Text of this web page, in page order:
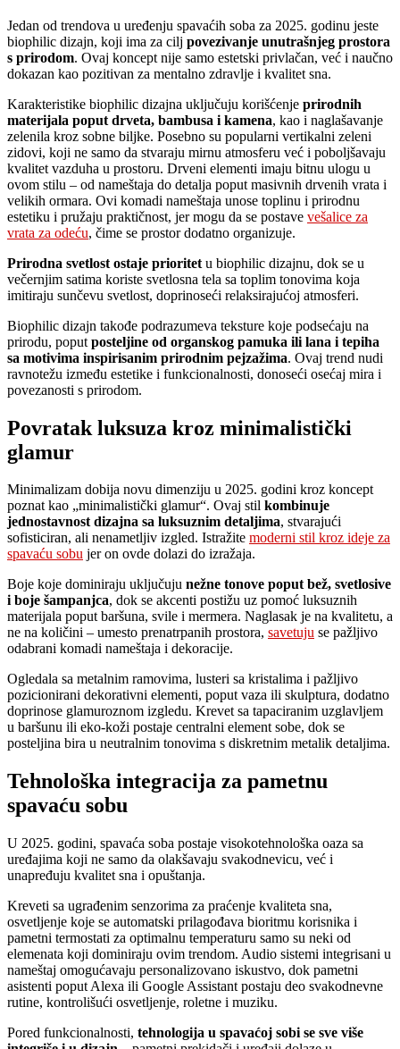
Jedan od trendova u uređenju spavaćih soba za 2025. godinu jeste
biophilic dizajn, koji ima za cilj povezivanje unutrašnjeg prostora
s prirodom. Ovaj koncept nije samo estetski privlačan, već i naučno
dokazan kao pozitivan za mentalno zdravlje i kvalitet sna.
Karakteristike biophilic dizajna uključuju korišćenje prirodnih
materijala poput drveta, bambusa i kamena, kao i naglašavanje
zelenila kroz sobne biljke. Posebno su popularni vertikalni zeleni
zidovi, koji ne samo da stvaraju mirnu atmosferu već i poboljšavaju
kvalitet vazduha u prostoru. Drveni elementi imaju bitnu ulogu u
ovom stilu – od nameštaja do detalja poput masivnih drvenih vrata i
velikih ormara. Ovi komadi nameštaja unose toplinu i prirodnu
estetiku i pružaju praktičnost, jer mogu da se postave vešalice za
vrata za odeću, čime se prostor dodatno organizuje.
Prirodna svetlost ostaje prioritet u biophilic dizajnu, dok se u
večernjim satima koriste svetlosna tela sa toplim tonovima koja
imitiraju sunčevu svetlost, doprinoseći relaksirajućoj atmosferi.
Biophilic dizajn takođe podrazumeva teksture koje podsećaju na
prirodu, poput posteljine od organskog pamuka ili lana i tepiha
sa motivima inspirisanim prirodnim pejzažima. Ovaj trend nudi
ravnotežu između estetike i funkcionalnosti, donoseći osećaj mira i
povezanosti s prirodom.
Povratak luksuza kroz minimalistički
glamur
Minimalizam dobija novu dimenziju u 2025. godini kroz koncept
poznat kao „minimalistički glamur“. Ovaj stil kombinuje
jednostavnost dizajna sa luksuznim detaljima, stvarajući
sofisticiran, ali nenametljiv izgled. Istražite moderni stil kroz ideje za
spavaću sobu jer on ovde dolazi do izražaja.
Boje koje dominiraju uključuju nežne tonove poput bež, svetlosive
i boje šampanjca, dok se akcenti postižu uz pomoć luksuznih
materijala poput baršuna, svile i mermera. Naglasak je na kvalitetu, a
ne na količini – umesto prenatrpanih prostora, savetuju se pažljivo
odabrani komadi nameštaja i dekoracije.
Ogledala sa metalnim ramovima, lusteri sa kristalima i pažljivo
pozicionirani dekorativni elementi, poput vaza ili skulptura, dodatno
doprinose glamuroznom izgledu. Krevet sa tapaciranim uzglavljem
u baršunu ili eko-koži postaje centralni element sobe, dok se
posteljina bira u neutralnim tonovima s diskretnim metalik detaljima.
Tehnološka integracija za pametnu
spavaću sobu
U 2025. godini, spavaća soba postaje visokotehnološka oaza sa
uređajima koji ne samo da olakšavaju svakodnevicu, već i
unapređuju kvalitet sna i opuštanja.
Kreveti sa ugrađenim senzorima za praćenje kvaliteta sna,
osvetljenje koje se automatski prilagođava bioritmu korisnika i
pametni termostati za optimalnu temperaturu samo su neki od
elemenata koji dominiraju ovim trendom. Audio sistemi integrisani u
nameštaj omogućavaju personalizovano iskustvo, dok pametni
asistenti poput Alexa ili Google Assistant postaju deo svakodnevne
rutine, kontrolišući osvetljenje, roletne i muziku.
Pored funkcionalnosti, tehnologija u spavaćoj sobi se sve više